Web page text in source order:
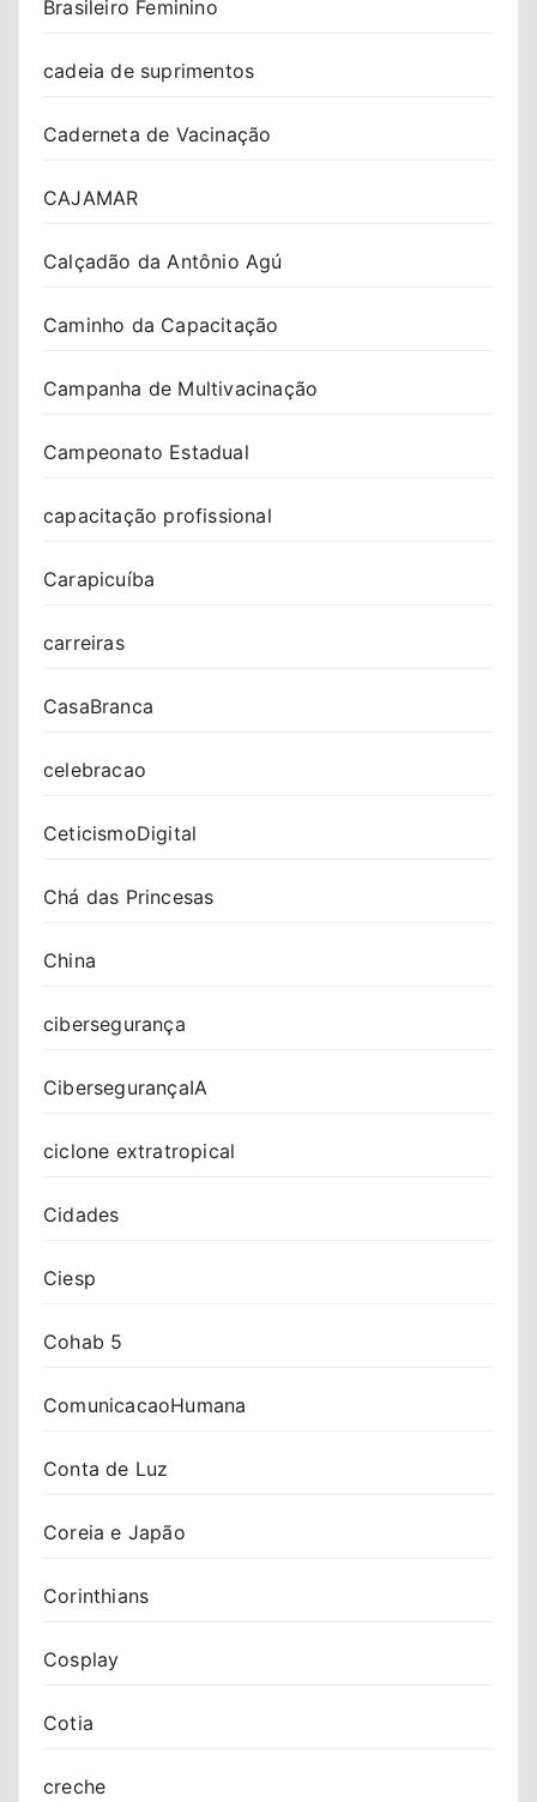
Brasileiro Feminino
cadeia de suprimentos
Caderneta de Vacinação
CAJAMAR
Calçadão da Antônio Agú
Caminho da Capacitação
Campanha de Multivacinação
Campeonato Estadual
capacitação profissional
Carapicuíba
carreiras
CasaBranca
celebracao
CeticismoDigital
Chá das Princesas
China
cibersegurança
CibersegurançaIA
ciclone extratropical
Cidades
Ciesp
Cohab 5
ComunicacaoHumana
Conta de Luz
Coreia e Japão
Corinthians
Cosplay
Cotia
creche